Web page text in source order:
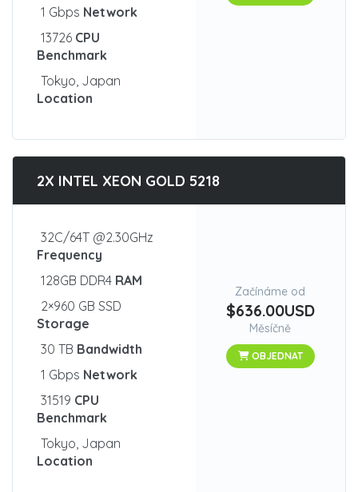
1 Gbps Network
13726 CPU
Benchmark
Tokyo, Japan
Location
2X INTEL XEON GOLD 5218
32C/64T @2.30GHz
Frequency
128GB DDR4 RAM
2×960 GB SSD
Storage
30 TB Bandwidth
1 Gbps Network
31519 CPU
Benchmark
Tokyo, Japan
Location
Začínáme od
$636.00USD
Měsíčně
OBJEDNAT